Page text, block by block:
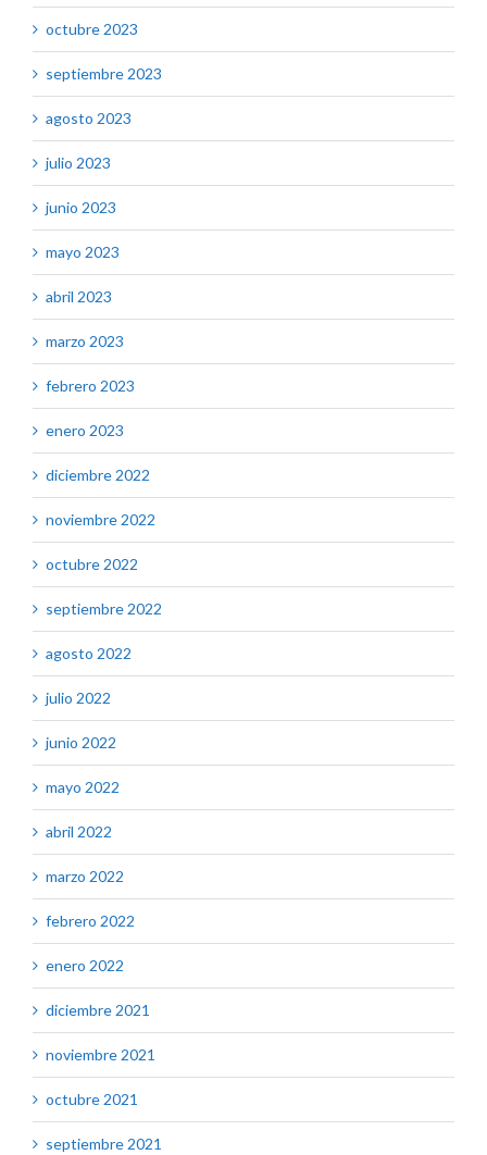
octubre 2023
septiembre 2023
agosto 2023
julio 2023
junio 2023
mayo 2023
abril 2023
marzo 2023
febrero 2023
enero 2023
diciembre 2022
noviembre 2022
octubre 2022
septiembre 2022
agosto 2022
julio 2022
junio 2022
mayo 2022
abril 2022
marzo 2022
febrero 2022
enero 2022
diciembre 2021
noviembre 2021
octubre 2021
septiembre 2021